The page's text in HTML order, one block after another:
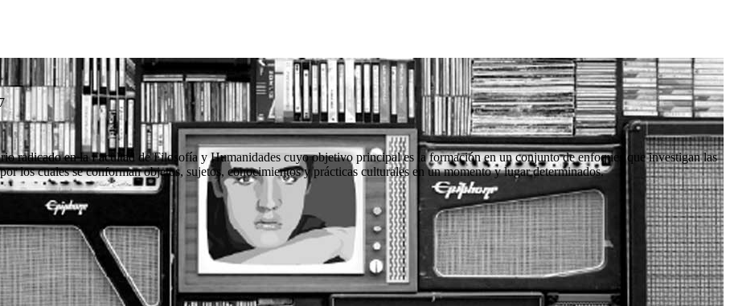
radicado en la Facultad de Filosofía y Humanidades cuyo objetivo principal es la formación en un conjunto de enfoques que investigan las
los cuales se conforman objetos, sujetos, conocimientos y prácticas culturales en un momento y lugar determinados.